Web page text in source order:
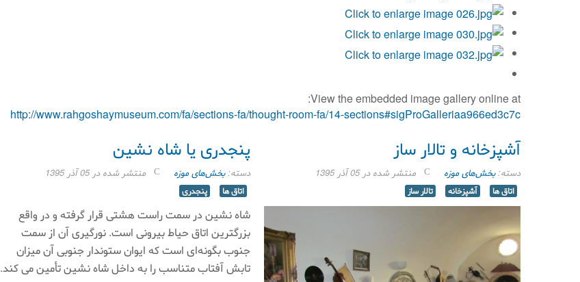
View the embedded image gallery online at:
http://www.rahgoshaymuseum.com/fa/sections-fa/thought-room-fa/14-sections#sigProGalleriaa966ed3c7c
آشپزخانه و تالار ساز
دسته:بخش‌های موزه منتشر شده در 05 آذر 1395
اتاق ها آشپزخانه تالار ساز
پنجدری يا شاه نشين
دسته:بخش‌های موزه منتشر شده در 05 آذر 1395
اتاق ها پنجدری
شاه نشين در سمت راست هشتی قرار گرفته و در واقع
بزرگترين اتاق حياط بيرونی است. نورگيری آن از سمت
جنوب بگونه‌ای است كه ايوان ستوندار جنوبی آن ميزان
تابش آفتاب متناسب را به داخل شاه نشين تأمين می كند.